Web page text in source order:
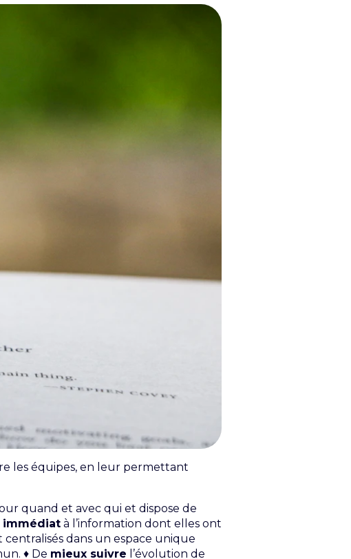
les équipes, en leur permettant
quand et avec qui et dispose de
immédiat à l’information dont elles ont
centralisés dans un espace unique
♦ De mieux suivre l’évolution de